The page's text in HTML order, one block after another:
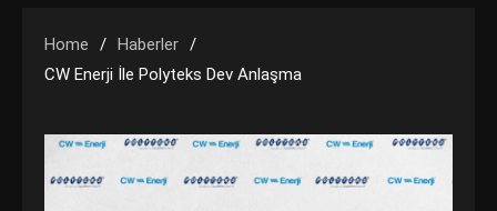
Home
Haberler
CW Enerji İle Polyteks Dev Anlaşma